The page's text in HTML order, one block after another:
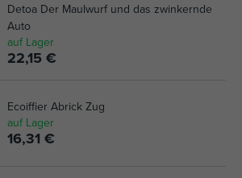
Detoa Der Maulwurf und das zwinkernde
Auto
auf Lager
22,15 €
Ecoiffier Abrick Zug
auf Lager
16,31 €